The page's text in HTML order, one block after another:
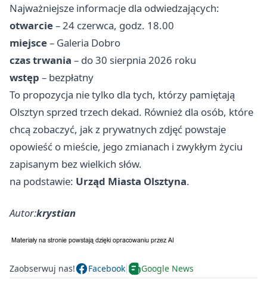
Najważniejsze informacje dla odwiedzających:
otwarcie– 24 czerwca, godz. 18.00
miejsce– Galeria Dobro
czas trwania – do 30 sierpnia 2026 roku
wstęp – bezpłatny
To propozycja nie tylko dla tych, którzy pamiętają
Olsztyn sprzed trzech dekad. Również dla osób, które
chcą zobaczyć, jak z prywatnych zdjęć powstaje
opowieść o mieście, jego zmianach i zwykłym życiu
zapisanym bez wielkich słów.
na podstawie: Urząd Miasta Olsztyna.
Autor:krystian
Zaobserwuj nas! Facebook Google News